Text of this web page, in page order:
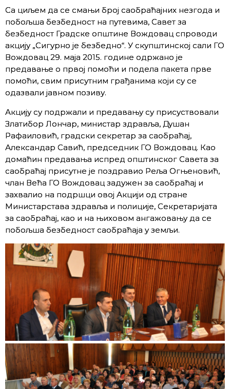
Са циљем да се смањи број саобраћајних незгода и
побољша безбедност на путевима, Савет за
безбедност Градске општине Вождовац спроводи
акцију „Сигурно је безбедно“. У скупштинској сали ГО
Вождовац 29. маја 2015. године одржано је
предавање о првој помоћи и подела пакета прве
помоћи, свим присутним грађанима који су се
одазвали јавном позиву.
Акцију су подржали и предавању су присуствовали
Златибор Лончар, министар здравља, Душан
Рафаиловић, градски секретар за саобраћај,
Александар Савић, председник ГО Вождовац. Као
домаћин предавања испред општинског Савета за
саобраћај присутне је поздравио Реља Огњеновић,
члан Већа ГО Вождовац задужен за саобраћај и
захвалио на подршци овој Акцији од стране
Министарстава здравља и полиције, Секретаријата
за саобраћај, као и на њиховом ангажовању да се
побољша безбедност саобраћаја у земљи.